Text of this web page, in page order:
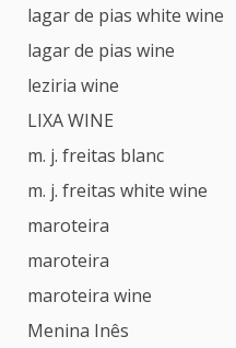
lagar de pias white wine
lagar de pias wine
leziria wine
LIXA WINE
m. j. freitas blanc
m. j. freitas white wine
maroteira
maroteira
maroteira wine
Menina Inês